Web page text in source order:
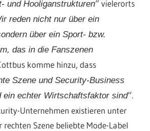
und Hooliganstrukturen“ vielerorts
reden nicht nur über ein
über ein Sport- bzw.
das in die Fanszenen
komme hinzu, dass
Szene und Security-Business
ein echter Wirtschaftsfaktor sind“.
Unternehmen existieren unter
Szene beliebte Mode-Label